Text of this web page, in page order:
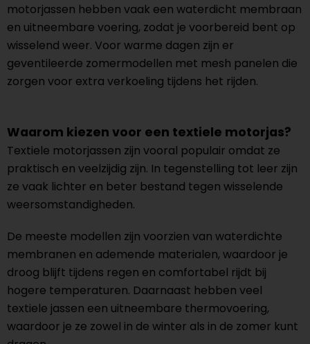
motorjassen hebben vaak een waterdicht membraan
en uitneembare voering, zodat je voorbereid bent op
wisselend weer. Voor warme dagen zijn er
geventileerde zomermodellen met mesh panelen die
zorgen voor extra verkoeling tijdens het rijden.
Waarom kiezen voor een textiele motorjas?
Textiele motorjassen zijn vooral populair omdat ze
praktisch en veelzijdig zijn. In tegenstelling tot leer zijn
ze vaak lichter en beter bestand tegen wisselende
weersomstandigheden.
De meeste modellen zijn voorzien van waterdichte
membranen en ademende materialen, waardoor je
droog blijft tijdens regen en comfortabel rijdt bij
hogere temperaturen. Daarnaast hebben veel
textiele jassen een uitneembare thermovoering,
waardoor je ze zowel in de winter als in de zomer kunt